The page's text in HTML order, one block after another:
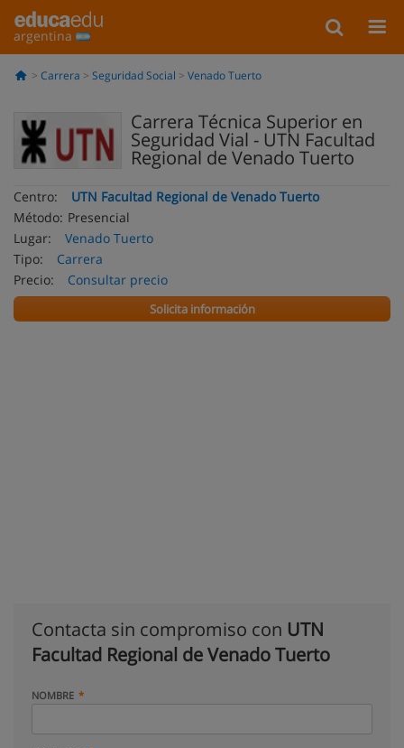
argentina
Carrera Seguridad Social Venado Tuerto
Carrera Técnica Superior en
Seguridad Vial - UTN Facultad
Regional de Venado Tuerto
Centro:
UTN Facultad Regional de Venado Tuerto
Método: Presencial
Lugar:
Venado Tuerto
Tipo:
Carrera
Precio:
Consultar precio
Solicita información
Contacta sin compromiso con UTN
Facultad Regional de Venado Tuerto
NOMBRE